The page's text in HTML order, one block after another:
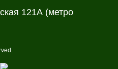
121А (метро